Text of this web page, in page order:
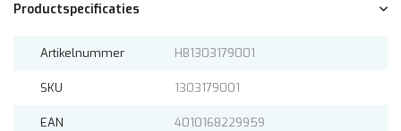
Productspecificaties
Artikelnummer HB1303179001
SKU 1303179001
EAN 4010168229959